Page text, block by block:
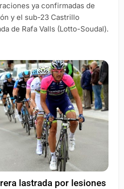
ya confirmadas de
y el sub-23 Castrillo
de Rafa Valls (Lotto-Soudal).
lastrada por lesiones